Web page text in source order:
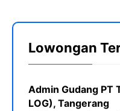
Lowongan
Admin Gudang PT
LOG), Tangerang